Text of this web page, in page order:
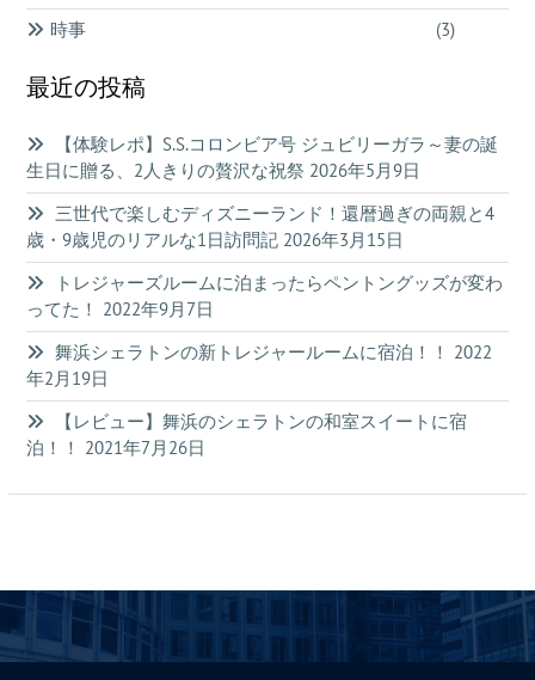
時事 (3)
最近の投稿
【体験レポ】S.S.コロンビア号 ジュビリーガラ～妻の誕
生日に贈る、2人きりの贅沢な祝祭 2026年5月9日
三世代で楽しむディズニーランド！還暦過ぎの両親と4
歳・9歳児のリアルな1日訪問記 2026年3月15日
トレジャーズルームに泊まったらペントングッズが変わ
ってた！ 2022年9月7日
舞浜シェラトンの新トレジャールームに宿泊！！ 2022
年2月19日
【レビュー】舞浜のシェラトンの和室スイートに宿
泊！！ 2021年7月26日